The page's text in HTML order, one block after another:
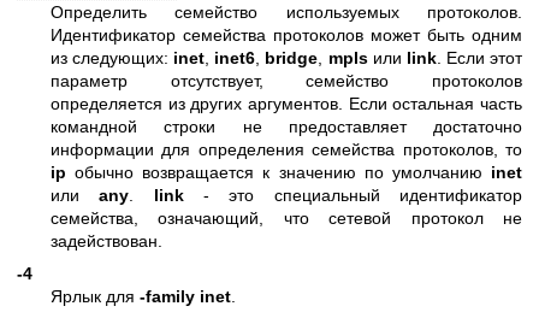
Определить семейство используемых протоколов.
Идентификатор семейства протоколов может быть одним
из следующих: inet inet6 bridge mplsили link. Если этот
параметр отсутствует, семейство протоколов
определяется из других аргументов. Если остальная часть
командной строки не предоставляет достаточно
информации для определения семейства протоколов, то
ip обычно возвращается к значению по умолчанию inet
илиany link- это специальный идентификатор
семейства, означающий, что сетевой протокол не
задействован.
-4
Ярлык для -family inet